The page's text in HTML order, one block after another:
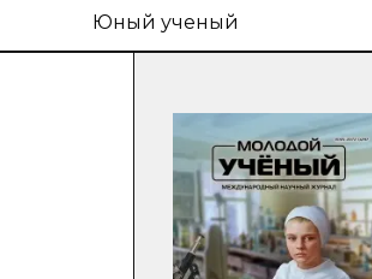
Юный ученый